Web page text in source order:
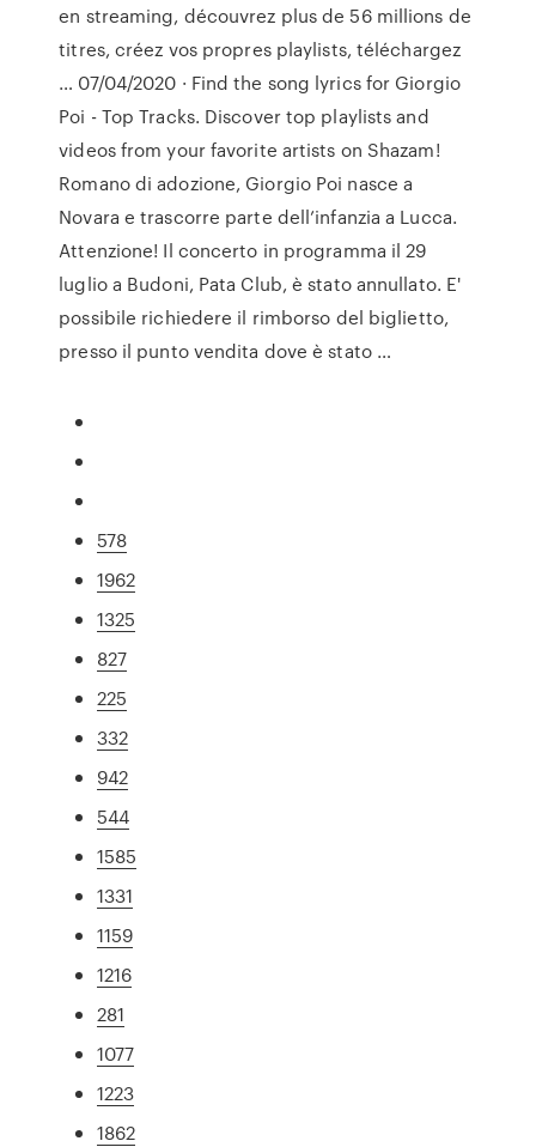
en streaming, découvrez plus de 56 millions de
titres, créez vos propres playlists, téléchargez
… 07/04/2020 · Find the song lyrics for Giorgio
Poi - Top Tracks. Discover top playlists and
videos from your favorite artists on Shazam!
Romano di adozione, Giorgio Poi nasce a
Novara e trascorre parte dell’infanzia a Lucca.
Attenzione! Il concerto in programma il 29
luglio a Budoni, Pata Club, è stato annullato. E'
possibile richiedere il rimborso del biglietto,
presso il punto vendita dove è stato …
578
1962
1325
827
225
332
942
544
1585
1331
1159
1216
281
1077
1223
1862